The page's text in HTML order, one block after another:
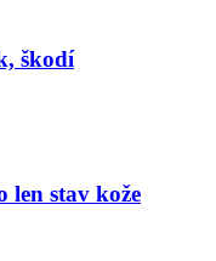
škodí
len stav kože